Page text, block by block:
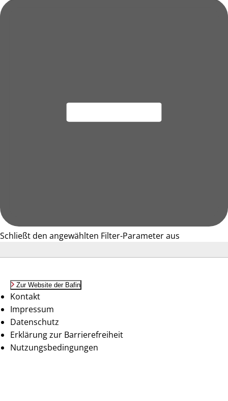
Schließt den angewählten Filter-Parameter aus
Zur Website der Bafin
Kontakt
Impressum
Datenschutz
Erklärung zur Barrierefreiheit
Nutzungsbedingungen